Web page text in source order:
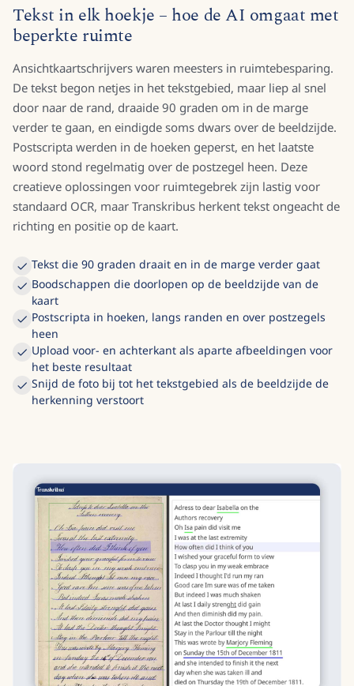
Tekst in elk hoekje – hoe de AI omgaat met
beperkte ruimte
Ansichtkaartschrijvers waren meesters in ruimtebesparing.
De tekst begon netjes in het tekstgebied, maar liep al snel
door naar de rand, draaide 90 graden om in de marge
verder te gaan, en eindigde soms dwars over de beeldzijde.
Postscripta werden in de hoeken geperst, en het laatste
woord stond regelmatig over de postzegel heen. Deze
creatieve oplossingen voor ruimtegebrek zijn lastig voor
standaard OCR, maar Transkribus herkent tekst ongeacht de
richting en positie op de kaart.
Tekst die 90 graden draait en in de marge verder gaat
Boodschappen die doorlopen op de beeldzijde van de
kaart
Postscripta in hoeken, langs randen en over postzegels
heen
Upload voor- en achterkant als aparte afbeeldingen voor
het beste resultaat
Snijd de foto bij tot het tekstgebied als de beeldzijde de
herkenning verstoort